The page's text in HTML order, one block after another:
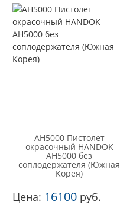
AH5000 Пистолет
окрасочный HANDOK
AH5000 без
соплодержателя (Южная
Корея)
Цена: 16100 руб.